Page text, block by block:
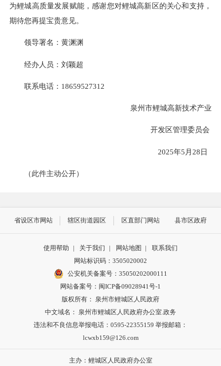
为鲤城高质量发展赋能，感谢您对鲤城高新区的关心和支持，
期待您再提宝贵意见。
领导署名：黄渊渊
经办人员：刘颖超
联系电话： 18659527312
泉州市鲤城高新技术产业
开发区管理委员会
2025年5月28日
（此件主动公开）
省设区市网站 辖区街道园区 区直部门网站 县市区政府
使用帮助 | 关于我们 | 网站地图 |
联系我们
网站标识码：3505020002
公安机关备案号：35050202000111
网站备案号：闽ICP备09028941号-1
版权所有： 泉州市鲤城区人民政府
中文域名： 泉州市鲤城区人民政府办公室.政务
违法和不良信息举报电话：0595-22355159 举报邮箱：
lcwxb159@126.com
主办：鲤城区人民政府办公室